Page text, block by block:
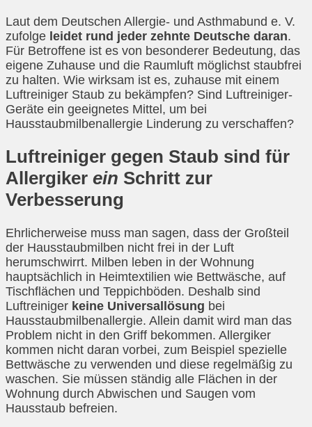
Laut dem Deutschen Allergie- und Asthmabund e. V.
zufolge leidet rund jeder zehnte Deutsche daran.
Für Betroffene ist es von besonderer Bedeutung, das
eigene Zuhause und die Raumluft möglichst staubfrei
zu halten. Wie wirksam ist es, zuhause mit einem
Luftreiniger Staub zu bekämpfen? Sind Luftreiniger-
Geräte ein geeignetes Mittel, um bei
Hausstaubmilbenallergie Linderung zu verschaffen?
Luftreiniger gegen Staub sind für
Allergiker ein Schritt zur
Verbesserung
Ehrlicherweise muss man sagen, dass der Großteil
der Hausstaubmilben nicht frei in der Luft
herumschwirrt. Milben leben in der Wohnung
hauptsächlich in Heimtextilien wie Bettwäsche, auf
Tischflächen und Teppichböden. Deshalb sind
Luftreiniger keine Universallösung bei
Hausstaubmilbenallergie. Allein damit wird man das
Problem nicht in den Griff bekommen. Allergiker
kommen nicht daran vorbei, zum Beispiel spezielle
Bettwäsche zu verwenden und diese regelmäßig zu
waschen. Sie müssen ständig alle Flächen in der
Wohnung durch Abwischen und Saugen vom
Hausstaub befreien.